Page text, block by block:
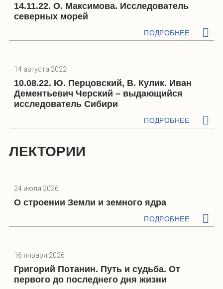
14.11.22. О. Максимова. Исследователь
северных морей
ПОДРОБНЕЕ
14 августа 2022
10.08.22. Ю. Перцовский, В. Кулик. Иван
Дементьевич Черский – выдающийся
исследователь Сибири
ПОДРОБНЕЕ
ЛЕКТОРИИ
24 июля 2026
О строении Земли и земного ядра
ПОДРОБНЕЕ
16 января 2026
Григорий Потанин. Путь и судьба. От
первого до последнего дня жизни